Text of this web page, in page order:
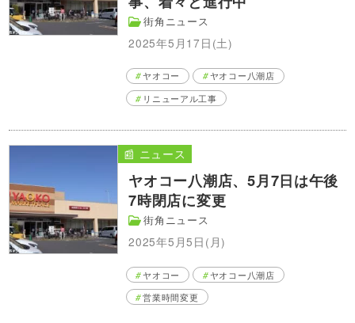
街角ニュース
2025年5月17日(土)
ヤオコー
ヤオコー八潮店
リニューアル工事
ヤオコー八潮店、5月7日は午後
7時閉店に変更
街角ニュース
2025年5月5日(月)
📰 ニュース
ヤオコー
ヤオコー八潮店
営業時間変更